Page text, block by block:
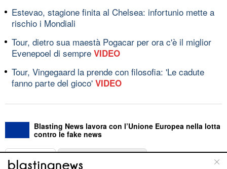
Estevao, stagione finita al Chelsea: infortunio mette a
rischio i Mondiali
Tour, dietro sua maestà Pogacar per ora c'è il miglior
Evenepoel di sempre VIDEO
Tour, Vingegaard la prende con filosofia: 'Le cadute
fanno parte del gioco' VIDEO
Blasting News lavora con l’Unione Europea nella lotta
contro le fake news
ABOUT